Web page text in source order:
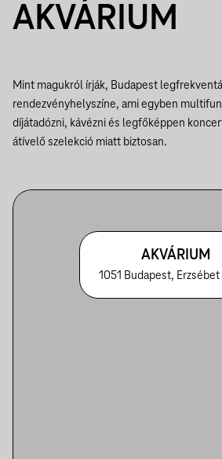
AKVÁRIUM
Mint magukról írják, Budapest
rendezvényhelyszíne, ami egyben
díjátadózni, kávézni és legfőképpen
átívelő szelekció miatt biztosan.
AKVÁRIUM
1051 Budapest, Erzsébet